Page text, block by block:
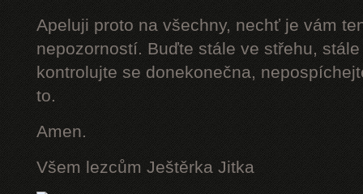
Apeluji proto na všechny, nechť je vám
nepozorností. Buďte stále ve střehu,
kontrolujte se donekonečna,
to.
Amen.
Všem lezcům Ještěrka Jitka